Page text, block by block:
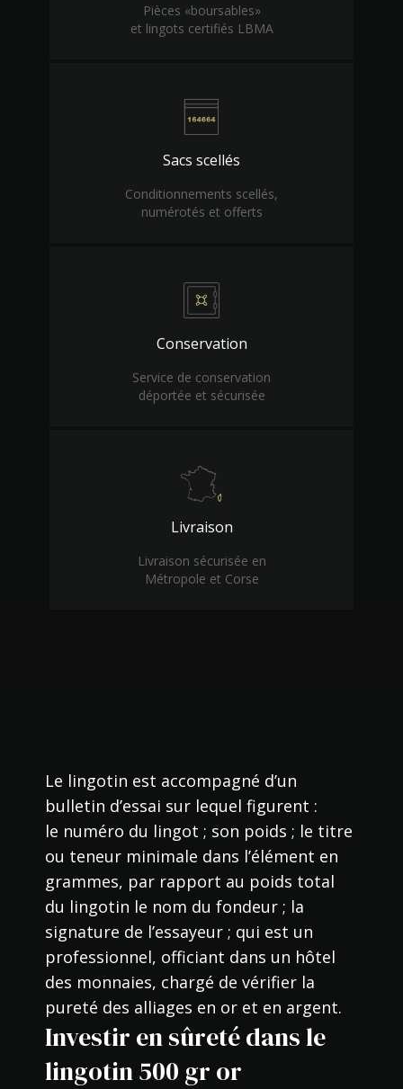
Pièces «boursables»
et lingots certifiés LBMA
Sacs scellés
Conditionnements scellés,
numérotés et offerts
Conservation
Service de conservation
déportée et sécurisée
Livraison
Livraison sécurisée en
Métropole et Corse
Le lingotin est accompagné d’un
bulletin d’essai sur lequel figurent :
le numéro du lingot ; son poids ; le titre
ou teneur minimale dans l’élément en
grammes, par rapport au poids total
du lingotin le nom du fondeur ; la
signature de l’essayeur ; qui est un
professionnel, officiant dans un hôtel
des monnaies, chargé de vérifier la
pureté des alliages en or et en argent.
Investir en sûreté dans le
lingotin 500 gr or